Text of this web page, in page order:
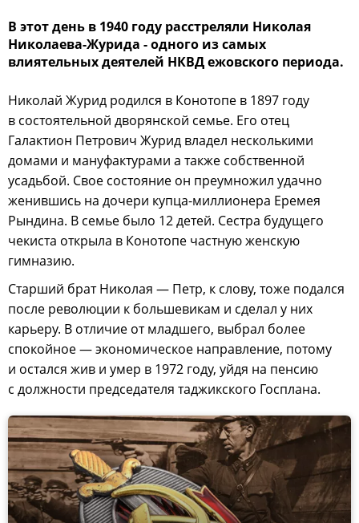
В этот день в 1940 году расстреляли Николая
Николаева-Журида - одного из самых
влиятельных деятелей НКВД ежовского периода.
Николай Журид родился в Конотопе в 1897 году
в состоятельной дворянской семье. Его отец
Галактион Петрович Журид владел несколькими
домами и мануфактурами а также собственной
усадьбой. Свое состояние он преумножил удачно
женившись на дочери купца-миллионера Еремея
Рындина. В семье было 12 детей. Сестра будущего
чекиста открыла в Конотопе частную женскую
гимназию.
Старший брат Николая — Петр, к слову, тоже подался
после революции к большевикам и сделал у них
карьеру. В отличие от младшего, выбрал более
спокойное — экономическое направление, потому
и остался жив и умер в 1972 году, уйдя на пенсию
с должности председателя таджикского Госплана.